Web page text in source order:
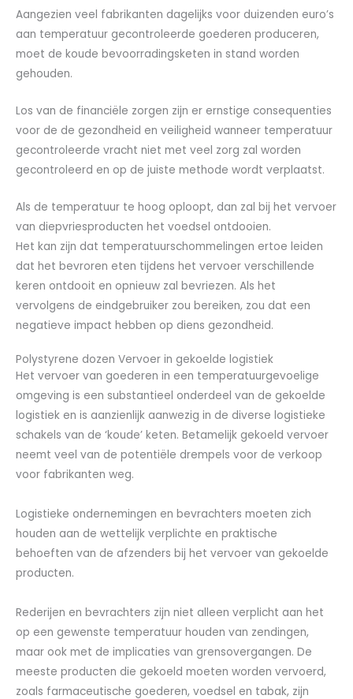
Aangezien veel fabrikanten dagelijks voor duizenden euro’s
aan temperatuur gecontroleerde goederen produceren,
moet de koude bevoorradingsketen in stand worden
gehouden.
Los van de financiële zorgen zijn er ernstige consequenties
voor de de gezondheid en veiligheid wanneer temperatuur
gecontroleerde vracht niet met veel zorg zal worden
gecontroleerd en op de juiste methode wordt verplaatst.
Als de temperatuur te hoog oploopt, dan zal bij het vervoer
van diepvriesproducten het voedsel ontdooien.
Het kan zijn dat temperatuurschommelingen ertoe leiden
dat het bevroren eten tijdens het vervoer verschillende
keren ontdooit en opnieuw zal bevriezen. Als het
vervolgens de eindgebruiker zou bereiken, zou dat een
negatieve impact hebben op diens gezondheid.
Polystyrene dozen Vervoer in gekoelde logistiek
Het vervoer van goederen in een temperatuurgevoelige
omgeving is een substantieel onderdeel van de gekoelde
logistiek en is aanzienlijk aanwezig in de diverse logistieke
schakels van de ‘koude’ keten. Betamelijk gekoeld vervoer
neemt veel van de potentiële drempels voor de verkoop
voor fabrikanten weg.
Logistieke ondernemingen en bevrachters moeten zich
houden aan de wettelijk verplichte en praktische
behoeften van de afzenders bij het vervoer van gekoelde
producten.
Rederijen en bevrachters zijn niet alleen verplicht aan het
op een gewenste temperatuur houden van zendingen,
maar ook met de implicaties van grensovergangen. De
meeste producten die gekoeld moeten worden vervoerd,
zoals farmaceutische goederen, voedsel en tabak, zijn